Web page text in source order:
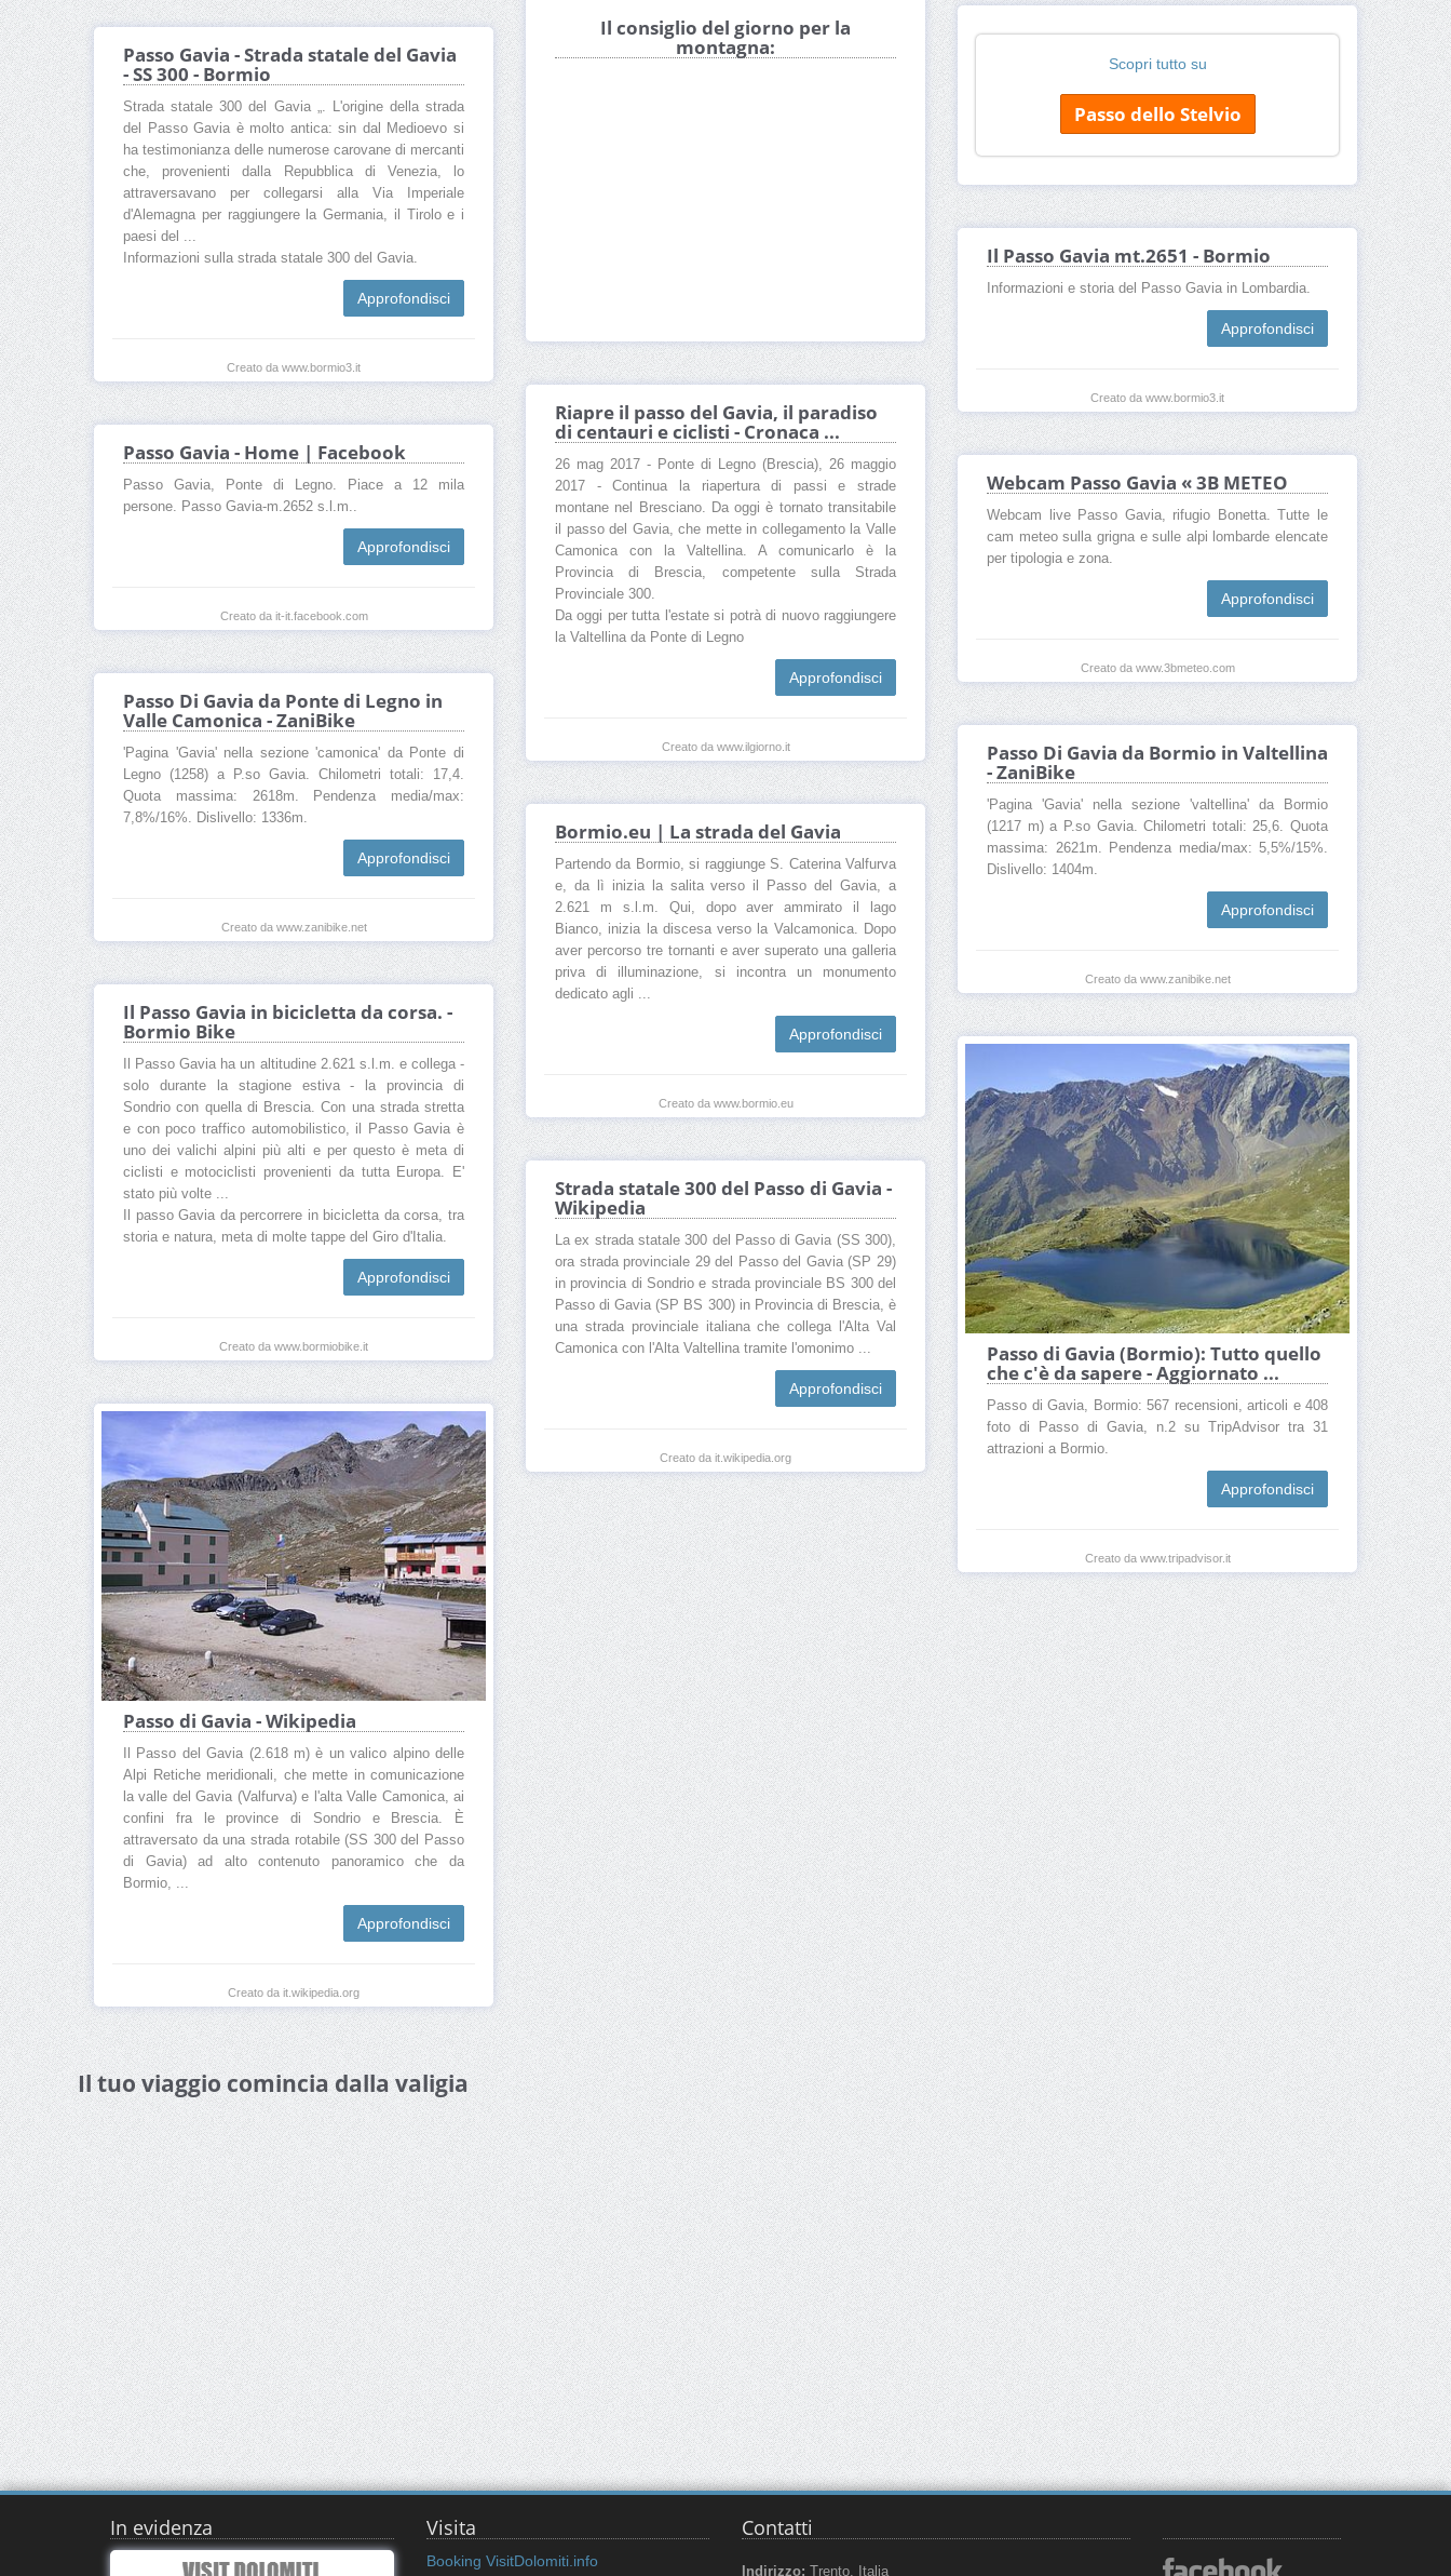
Scopri tutto su
Passo dello Stelvio
Il consiglio del giorno per la
montagna:
Passo Gavia - Strada statale del Gavia
- SS 300 - Bormio
Strada statale 300 del Gavia „. L'origine della strada
del Passo Gavia è molto antica: sin dal Medioevo si
ha testimonianza delle numerose carovane di mercanti
che, provenienti dalla Repubblica di Venezia, lo
attraversavano per collegarsi alla Via Imperiale
d'Alemagna per raggiungere la Germania, il Tirolo e i
paesi del ...
Informazioni sulla strada statale 300 del Gavia.
Approfondisci
Creato da www.bormio3.it
Il Passo Gavia mt.2651 - Bormio
Informazioni e storia del Passo Gavia in Lombardia.
Approfondisci
Creato da www.bormio3.it
Riapre il passo del Gavia, il paradiso
di centauri e ciclisti - Cronaca ...
26 mag 2017 - Ponte di Legno (Brescia), 26 maggio
2017 - Continua la riapertura di passi e strade
montane nel Bresciano. Da oggi è tornato transitabile
il passo del Gavia, che mette in collegamento la Valle
Camonica con la Valtellina. A comunicarlo è la
Provincia di Brescia, competente sulla Strada
Provinciale 300.
Da oggi per tutta l'estate si potrà di nuovo raggiungere
la Valtellina da Ponte di Legno
Approfondisci
Creato da www.ilgiorno.it
Passo Gavia - Home | Facebook
Passo Gavia, Ponte di Legno. Piace a 12 mila
persone. Passo Gavia-m.2652 s.l.m..
Approfondisci
Creato da it-it.facebook.com
Webcam Passo Gavia « 3B METEO
Webcam live Passo Gavia, rifugio Bonetta. Tutte le
cam meteo sulla grigna e sulle alpi lombarde elencate
per tipologia e zona.
Approfondisci
Creato da www.3bmeteo.com
Passo Di Gavia da Ponte di Legno in
Valle Camonica - ZaniBike
'Pagina 'Gavia' nella sezione 'camonica' da Ponte di
Legno (1258) a P.so Gavia. Chilometri totali: 17,4.
Quota massima: 2618m. Pendenza media/max:
7,8%/16%. Dislivello: 1336m.
Approfondisci
Creato da www.zanibike.net
Passo Di Gavia da Bormio in Valtellina
- ZaniBike
'Pagina 'Gavia' nella sezione 'valtellina' da Bormio
(1217 m) a P.so Gavia. Chilometri totali: 25,6. Quota
massima: 2621m. Pendenza media/max: 5,5%/15%.
Dislivello: 1404m.
Approfondisci
Creato da www.zanibike.net
Bormio.eu | La strada del Gavia
Partendo da Bormio, si raggiunge S. Caterina Valfurva
e, da lì inizia la salita verso il Passo del Gavia, a
2.621 m s.l.m. Qui, dopo aver ammirato il lago
Bianco, inizia la discesa verso la Valcamonica. Dopo
aver percorso tre tornanti e aver superato una galleria
priva di illuminazione, si incontra un monumento
dedicato agli ...
Approfondisci
Creato da www.bormio.eu
Il Passo Gavia in bicicletta da corsa. -
Bormio Bike
Il Passo Gavia ha un altitudine 2.621 s.l.m. e collega -
solo durante la stagione estiva - la provincia di
Sondrio con quella di Brescia. Con una strada stretta
e con poco traffico automobilistico, il Passo Gavia è
uno dei valichi alpini più alti e per questo è meta di
ciclisti e motociclisti provenienti da tutta Europa. E'
stato più volte ...
Il passo Gavia da percorrere in bicicletta da corsa, tra
storia e natura, meta di molte tappe del Giro d'Italia.
Approfondisci
Creato da www.bormiobike.it Passo di Gavia (Bormio): Tutto quello
che c'è da sapere - Aggiornato ...
Passo di Gavia, Bormio: 567 recensioni, articoli e 408
foto di Passo di Gavia, n.2 su TripAdvisor tra 31
attrazioni a Bormio.
Approfondisci
Creato da www.tripadvisor.it
Strada statale 300 del Passo di Gavia -
Wikipedia
La ex strada statale 300 del Passo di Gavia (SS 300),
ora strada provinciale 29 del Passo del Gavia (SP 29)
in provincia di Sondrio e strada provinciale BS 300 del
Passo di Gavia (SP BS 300) in Provincia di Brescia, è
una strada provinciale italiana che collega l'Alta Val
Camonica con l'Alta Valtellina tramite l'omonimo ...
Approfondisci
Creato da it.wikipedia.org
Passo di Gavia - Wikipedia
Il Passo del Gavia (2.618 m) è un valico alpino delle
Alpi Retiche meridionali, che mette in comunicazione
la valle del Gavia (Valfurva) e l'alta Valle Camonica, ai
confini fra le province di Sondrio e Brescia. È
attraversato da una strada rotabile (SS 300 del Passo
di Gavia) ad alto contenuto panoramico che da
Bormio, ...
Approfondisci
Creato da it.wikipedia.org
Il tuo viaggio comincia dalla valigia
In evidenza Visita
Booking VisitDolomiti.info
Contatti
Indirizzo: Trento, Italia